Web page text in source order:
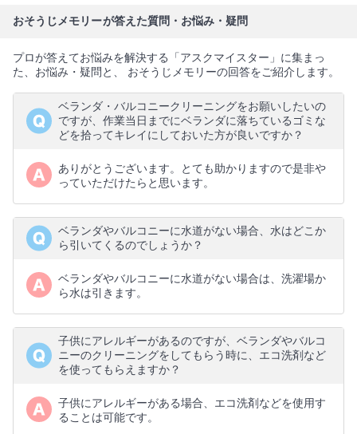
おそうじメモリーが答えた質問・お悩み・疑問
プロが答えてお悩みを解決する「アスクマイスター」に集まっ
た、お悩み・疑問と、 おそうじメモリーの回答をご紹介します。
ベランダ・バルコニークリーニングをお願いしたいの
ですが、作業当日までにベランダに落ちているゴミな
どを拾ってキレイにしておいた方が良いですか？
ありがとうございます。とても助かりますので是非や
っていただけたらと思います。
ベランダやバルコニーに水道がない場合、水はどこか
ら引いてくるのでしょうか？
ベランダやバルコニーに水道がない場合は、洗濯場か
ら水は引きます。
子供にアレルギーがあるのですが、ベランダやバルコ
ニーのクリーニングをしてもらう時に、エコ洗剤など
を使ってもらえますか？
子供にアレルギーがある場合、エコ洗剤などを使用す
ることは可能です。